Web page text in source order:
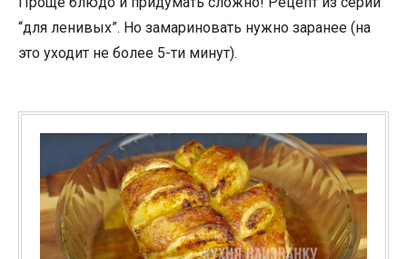
“для ленивых”. Но замариновать нужно заранее (на
это уходит не более 5-ти минут).